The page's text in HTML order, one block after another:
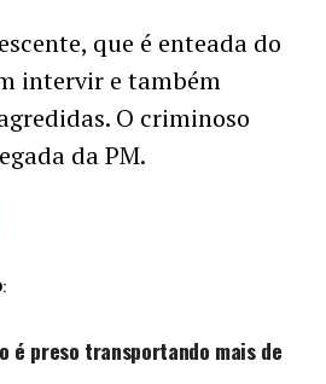
que é enteada do
intervir e também
O criminoso
da PM.
é preso transportando mais de